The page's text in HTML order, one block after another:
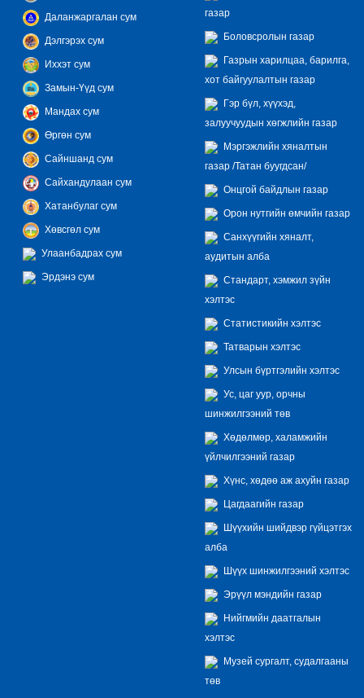
Даланжаргалан сум
Дэлгэрэх сум
Иххэт сум
Замын-Үүд сум
Мандах сум
Өргөн сум
Сайншанд сум
Сайхандулаан сум
Хатанбулаг сум
Хөвсгөл сум
Улаанбадрах сум
Эрдэнэ сум
газар
Боловсролын газар
Газрын харилцаа, барилга,
хот байгуулалтын газар
Гэр бүл, хүүхэд,
залуучуудын хөгжлийн газар
Мэргэжлийн хяналтын
газар /Татан буугдсан/
Онцгой байдлын газар
Орон нутгийн өмчийн газар
Санхүүгийн хяналт,
аудитын алба
Стандарт, хэмжил зүйн
хэлтэс
Статистикийн хэлтэс
Татварын хэлтэс
Улсын бүртгэлийн хэлтэс
Ус, цаг уур, орчны
шинжилгээний төв
Хөдөлмөр, халамжийн
үйлчилгээний газар
Хүнс, хөдөө аж ахуйн газар
Цагдаагийн газар
Шүүхийн шийдвэр гүйцэтгэх
алба
Шүүх шинжилгээний хэлтэс
Эрүүл мэндийн газар
Нийгмийн даатгалын
хэлтэс
Музей сургалт, судалгааны
төв